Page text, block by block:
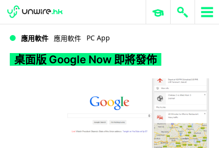
桌面版 Google Now 即將發佈
WWDC 2026 ERP 與商業 AI
應用軟件 應用軟件 PC App
桌面版 Google Now 即將發佈